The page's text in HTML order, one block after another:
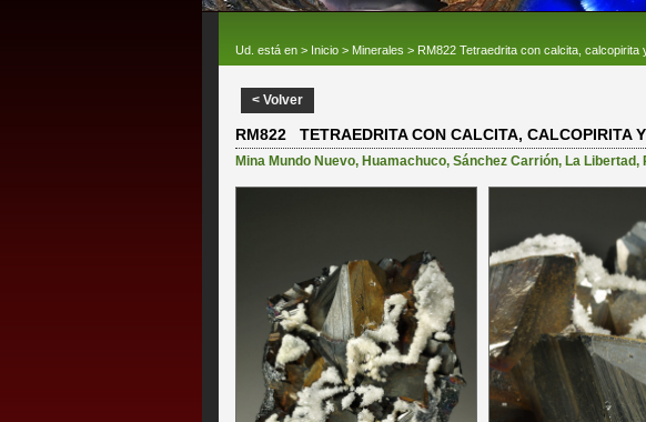
Ud. está en > Inicio > Minerales > RM822 Tetraedrita con calcita, calcopirita
< Volver
RM822 TETRAEDRITA CON CALCITA, CALCOPIRITA
Mina Mundo Nuevo, Huamachuco, Sánchez Carrión, La Libertad,